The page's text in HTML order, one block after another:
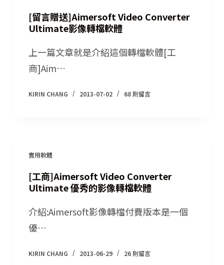
[留言贈送]Aimersoft Video Converter
Ultimate影像轉檔軟體
上一篇文章就是介紹這個轉檔軟體[工
商]Aim…
KIRIN CHANG 2013-07-02 68 則留言
實用軟體
[工商]Aimersoft Video Converter
Ultimate 優秀的影像轉檔軟體
介紹:Aimersoft影像轉檔付費版本是一個
優…
KIRIN CHANG 2013-06-29 26 則留言